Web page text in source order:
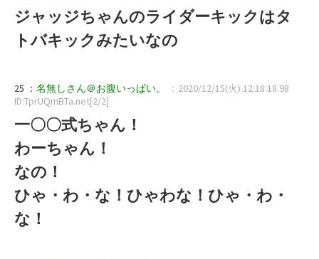
ジャッジちゃんのライダーキックはタ
トバキックみたいなの
25 ： 名無しさん＠お腹いっぱい。
：2020/12/15(火) 12:18:18.98
ID:TprUQmBTa.net[2/2]
一〇〇式ちゃん！
わーちゃん！
なの！
ひゃ・わ・な！ひゃわな！ひゃ・わ・
な！